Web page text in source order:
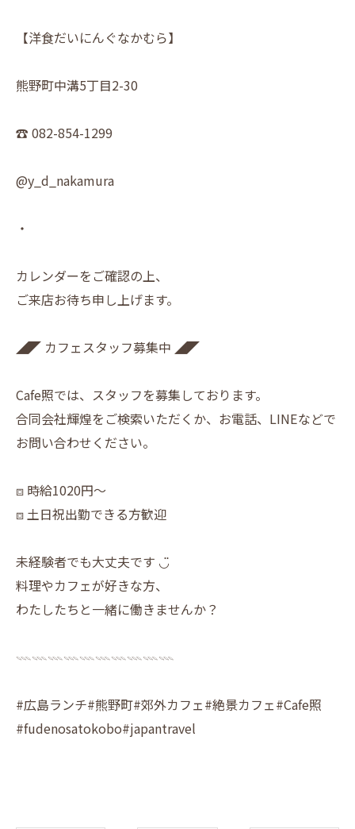
【洋食だいにんぐなかむら】
熊野町中溝5丁目2-30
☎︎ 082-854-1299
@y_d_nakamura
・
カレンダーをご確認の上、
ご来店お待ち申し上げます。
◢◤ カフェスタッフ募集中 ◢◤
Cafe照では、スタッフを募集しております。
合同会社輝煌をご検索いただくか、お電話、LINEなどで
お問い合わせください。
⧈ 時給1020円〜
⧈ 土日祝出勤できる方歓迎
未経験者でも大丈夫です ◡̈
料理やカフェが好きな方、
わたしたちと一緒に働きませんか？
𓇠𓇠𓇠𓇠𓇠𓇠𓇠𓇠𓇠𓇠
#広島ランチ#熊野町#郊外カフェ#絶景カフェ#Cafe照
#fudenosatokobo#japantravel